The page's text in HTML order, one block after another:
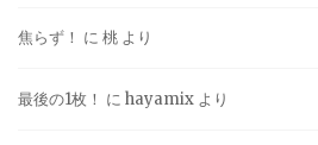
焦らず！ に 桃 より
最後の1枚！ に hayamix より